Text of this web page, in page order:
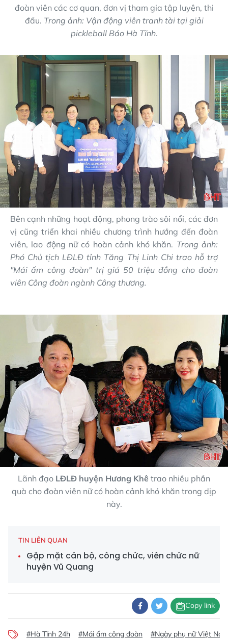
đoàn viên các cơ quan, đơn vị tham gia tập luyện, thi
đấu. Trong ảnh: Vận động viên tranh tài tại giải
pickleball Báo Hà Tĩnh.
Bên cạnh những hoạt động, phong trào sôi nổi, các đơn
vị cũng triển khai nhiều chương trình hướng đến đoàn
viên, lao động nữ có hoàn cảnh khó khăn. Trong ảnh:
Phó Chủ tịch LĐLĐ tỉnh Tăng Thị Linh Chi trao hỗ trợ
"Mái ấm công đoàn" trị giá 50 triệu đồng cho đoàn
viên Công đoàn ngành Công thương.
Lãnh đạo LĐLĐ huyện Hương Khê trao nhiều phần
quà cho đoàn viên nữ có hoàn cảnh khó khăn trong dịp
này.
TIN LIÊN QUAN
Gặp mặt cán bộ, công chức, viên chức nữ
huyện Vũ Quang
Copy link
#Hà Tĩnh 24h #Mái ấm công đoàn #Ngày phụ nữ Việt Nam